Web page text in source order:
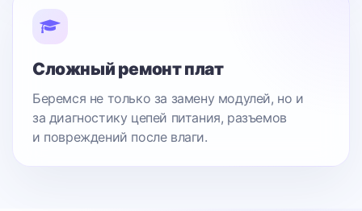
Сложный ремонт плат
Беремся не только за замену модулей, но и
за диагностику цепей питания, разъемов
и повреждений после влаги.